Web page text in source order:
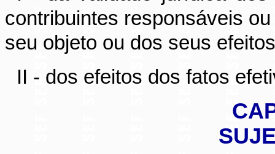
contribuintes responsáveis
seu objeto ou dos seus
II - dos efeitos dos fatos